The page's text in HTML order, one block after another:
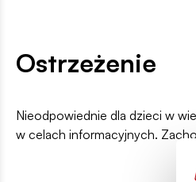
Ostrzeżenie
Nieodpowiednie dla dzieci w
w celach informacyjnych.